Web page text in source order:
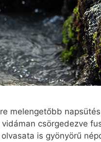
melengetőbb
csörgedezve
is gyönyörű